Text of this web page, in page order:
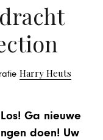
Harry Heuts
Ga nieuwe
doen! Uw